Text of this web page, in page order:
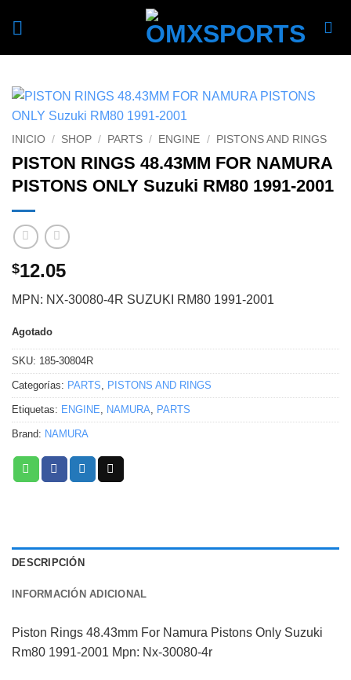
INICIO / SHOP / PARTS / ENGINE / PISTONS AND RINGS
PISTON RINGS 48.43MM FOR NAMURA
PISTONS ONLY Suzuki RM80 1991-2001
$12.05
MPN: NX-30080-4R SUZUKI RM80 1991-2001
Agotado
SKU: 185-30804R
Categorías: PARTS, PISTONS AND RINGS
Etiquetas: ENGINE, NAMURA, PARTS
Brand: NAMURA
DESCRIPCIÓN
INFORMACIÓN ADICIONAL
Piston Rings 48.43mm For Namura Pistons Only Suzuki
Rm80 1991-2001 Mpn: Nx-30080-4r